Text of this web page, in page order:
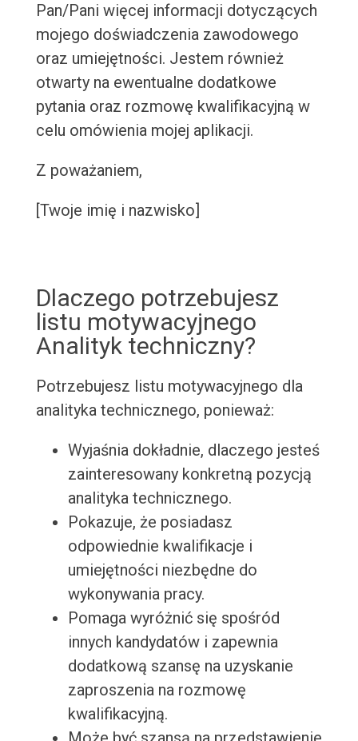
Pan/Pani więcej informacji dotyczących
mojego doświadczenia zawodowego
oraz umiejętności. Jestem również
otwarty na ewentualne dodatkowe
pytania oraz rozmowę kwalifikacyjną w
celu omówienia mojej aplikacji.
Z poważaniem,
[Twoje imię i nazwisko]
Dlaczego potrzebujesz
listu motywacyjnego
Analityk techniczny?
Potrzebujesz listu motywacyjnego dla
analityka technicznego, ponieważ:
Wyjaśnia dokładnie, dlaczego jesteś
zainteresowany konkretną pozycją
analityka technicznego.
Pokazuje, że posiadasz
odpowiednie kwalifikacje i
umiejętności niezbędne do
wykonywania pracy.
Pomaga wyróżnić się spośród
innych kandydatów i zapewnia
dodatkową szansę na uzyskanie
zaproszenia na rozmowę
kwalifikacyjną.